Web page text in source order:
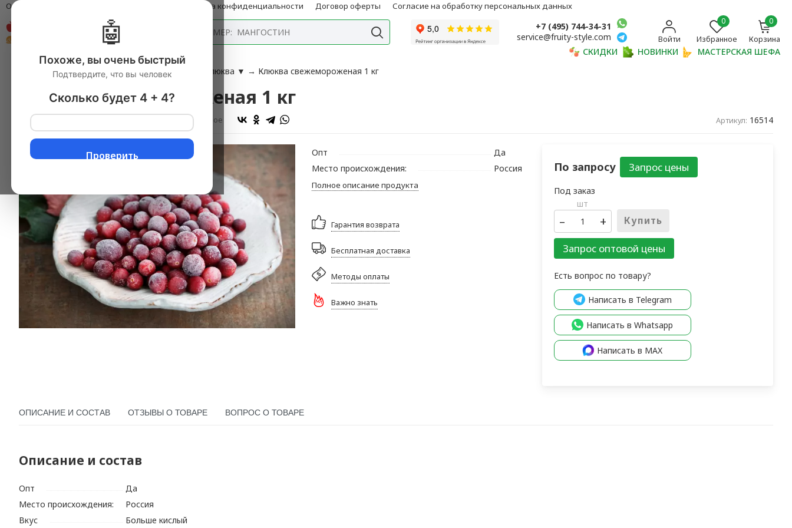
О компании Политика конфиденциальности Договор оферты Согласие на обработку персональных данных
Каталог
+7 (495) 744-34-31
service@fruity-style.com
Войти
0
Избранное
0
Корзина
СКИДКИ НОВИНКИ
МАСТЕРСКАЯ ШЕФА
→ Ягоды▼ → СВЕЖИЕ ЯГОДЫ Клюква ▼ → Клюква свежемороженая 1 кг
Клюква свежемороженая 1 кг
В избранное Артикул: 16514
Опт
Да
Место происхождения:
Россия
Полное описание продукта
Гарантия возврата
Бесплатная доставка
Методы оплаты
Важно знать
По запросу
шт
– + Купить
Запрос оптовой цены
Есть вопрос по товару?
Написать в Telegram
Написать в Whatsapp
Написать в MAX
ОПИСАНИЕ И СОСТАВ ОТЗЫВЫ О ТОВАРЕ ВОПРОС О ТОВАРЕ
Описание и состав
Опт
Да
Место происхождения:
Россия
Вкус
Больше кислый
🤖
Похоже, вы очень быстрый
Подтвердите, что вы человек
Сколько будет 4 + 4?
Проверить